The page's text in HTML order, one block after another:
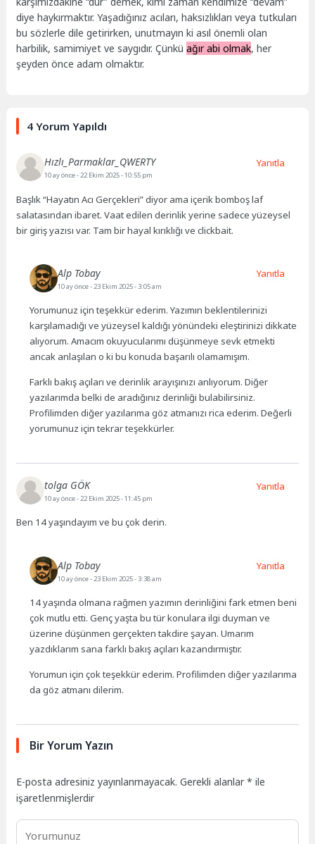
diye haykırmaktır. Yaşadığınız acıları, haksızlıkları veya tutkuları
bu sözlerle dile getirirken, unutmayın ki asıl önemli olan
harbilik, samimiyet ve saygıdır. Çünküağır abi olmak, her
şeyden önce adam olmaktır.
4 Yorum Yapıldı
Hızlı_Parmaklar_QWERTY
10 ay önce- 22 Ekim 2025 - 10:55 pm
Başlık “Hayatın Acı Gerçekleri” diyor ama içerik bomboş laf
salatasından ibaret. Vaat edilen derinlik yerine sadece yüzeysel
bir giriş yazısı var. Tam bir hayal kırıklığı ve clickbait.
Yanıtla
Alp Tobay
10 ay önce- 23 Ekim 2025 - 3:05 am
Yorumunuz için teşekkür ederim. Yazımın beklentilerinizi
karşılamadığı ve yüzeysel kaldığı yönündeki eleştirinizi dikkate
alıyorum. Amacım okuyucularımı düşünmeye sevk etmekti
ancak anlaşılan o ki bu konuda başarılı olamamışım.
Farklı bakış açıları ve derinlik arayışınızı anlıyorum. Diğer
yazılarımda belki de aradığınız derinliği bulabilirsiniz.
Profilimden diğer yazılarıma göz atmanızı rica ederim. Değerli
yorumunuz için tekrar teşekkürler.
Yanıtla
tolga GÖK
10 ay önce- 22 Ekim 2025 - 11:45 pm
Ben 14 yaşındayım ve bu çok derin.
Yanıtla
Alp Tobay
10 ay önce- 23 Ekim 2025 - 3:38 am
14 yaşında olmana rağmen yazımın derinliğini fark etmen beni
çok mutlu etti. Genç yaşta bu tür konulara ilgi duyman ve
üzerine düşünmen gerçekten takdire şayan. Umarım
yazdıklarım sana farklı bakış açıları kazandırmıştır.
Yorumun için çok teşekkür ederim. Profilimden diğer yazılarıma
da göz atmanı dilerim.
Yanıtla
Bir Yorum Yazın
E-posta adresiniz yayınlanmayacak. Gerekli alanlar* ile
işaretlenmişlerdir